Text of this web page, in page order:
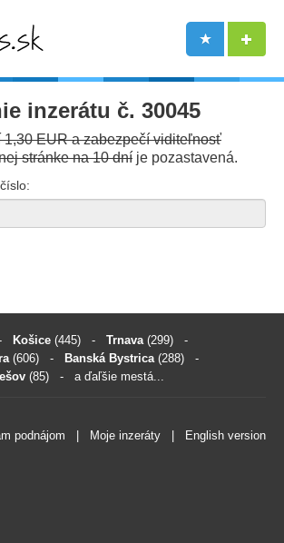
inzerátu č. 30045
1,30 EUR a zabezpečí viditeľnosť
stránke na 10 dní je pozastavená.
Košice (445) - Trnava (299) -
(606) - Banská Bystrica (288) -
(85) - a ďaľšie mestá...
podnájom
Moje inzeráty English version